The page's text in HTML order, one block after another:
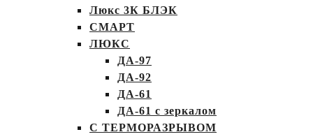
Люкс 3К БЛЭК
СМАРТ
ЛЮКС
ДА-97
ДА-92
ДА-61
ДА-61 с зеркалом
С ТЕРМОРАЗРЫВОМ